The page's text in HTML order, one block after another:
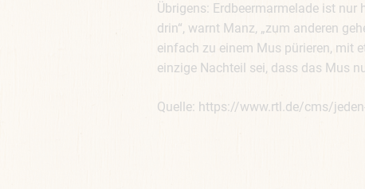
Übrigens: Erdbeermarmelade ist nur
drin“, warnt Manz, „zum anderen
einfach zu einem Mus pürieren, mit
einzige Nachteil sei, dass das Mus
Quelle: https://www.rtl.de/cms/